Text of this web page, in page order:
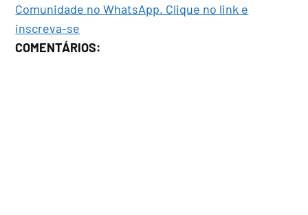
Comunidade no WhatsApp. Clique no link e
inscreva-se
COMENTÁRIOS: